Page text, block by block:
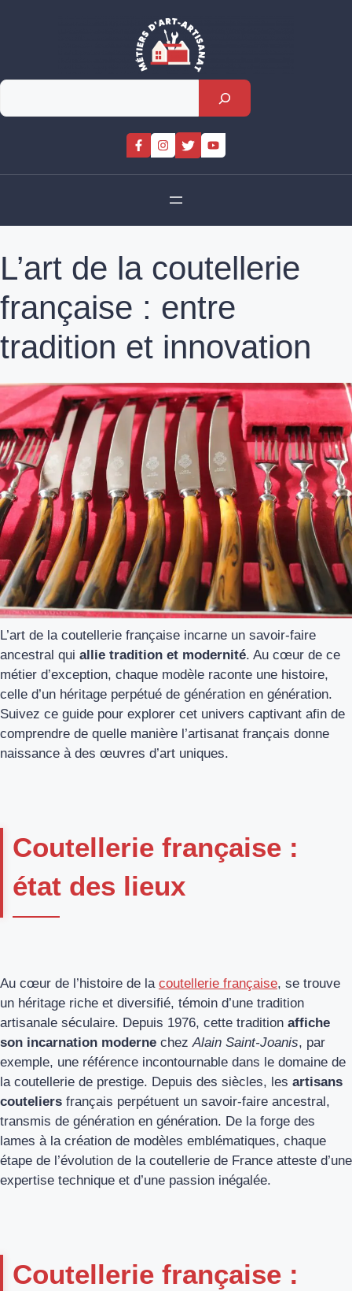
Rechercher
L’art de la coutellerie
française : entre
tradition et innovation
L’art de la coutellerie française incarne un savoir-faire
ancestral qui allie tradition et modernité. Au cœur de ce
métier d’exception, chaque modèle raconte une histoire,
celle d’un héritage perpétué de génération en génération.
Suivez ce guide pour explorer cet univers captivant afin de
comprendre de quelle manière l’artisanat français donne
naissance à des œuvres d’art uniques.
Coutellerie française :
état des lieux
Au cœur de l’histoire de la coutellerie française, se trouve
un héritage riche et diversifié, témoin d’une tradition
artisanale séculaire. Depuis 1976, cette tradition affiche
son incarnation moderne chez Alain Saint-Joanis, par
exemple, une référence incontournable dans le domaine de
la coutellerie de prestige. Depuis des siècles, les artisans
couteliers français perpétuent un savoir-faire ancestral,
transmis de génération en génération. De la forge des
lames à la création de modèles emblématiques, chaque
étape de l’évolution de la coutellerie de France atteste d’une
expertise technique et d’une passion inégalée.
Coutellerie française :